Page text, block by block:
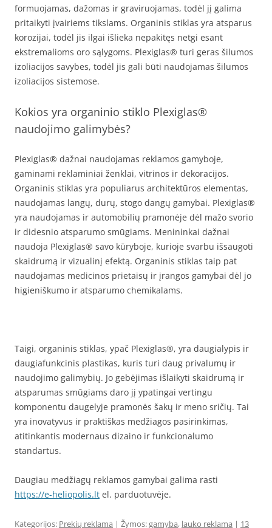
formuojamas, dažomas ir graviruojamas, todėl jį galima
pritaikyti įvairiems tikslams. Organinis stiklas yra atsparus
korozijai, todėl jis ilgai išlieka nepakitęs netgi esant
ekstremalioms oro sąlygoms. Plexiglas® turi geras šilumos
izoliacijos savybes, todėl jis gali būti naudojamas šilumos
izoliacijos sistemose.
Kokios yra organinio stiklo Plexiglas®
naudojimo galimybės?
Plexiglas® dažnai naudojamas reklamos gamyboje,
gaminami reklaminiai ženklai, vitrinos ir dekoracijos.
Organinis stiklas yra populiarus architektūros elementas,
naudojamas langų, durų, stogo dangų gamybai. Plexiglas®
yra naudojamas ir automobilių pramonėje dėl mažo svorio
ir didesnio atsparumo smūgiams. Menininkai dažnai
naudoja Plexiglas® savo kūryboje, kurioje svarbu išsaugoti
skaidrumą ir vizualinį efektą. Organinis stiklas taip pat
naudojamas medicinos prietaisų ir įrangos gamybai dėl jo
higieniškumo ir atsparumo chemikalams.
Taigi, organinis stiklas, ypač Plexiglas®, yra daugialypis ir
daugiafunkcinis plastikas, kuris turi daug privalumų ir
naudojimo galimybių. Jo gebėjimas išlaikyti skaidrumą ir
atsparumas smūgiams daro jį ypatingai vertingu
komponentu daugelyje pramonės šakų ir meno sričių. Tai
yra inovatyvus ir praktiškas medžiagos pasirinkimas,
atitinkantis modernaus dizaino ir funkcionalumo
standartus.
Daugiau medžiagų reklamos gamybai galima rasti
https://e-heliopolis.lt el. parduotuvėje.
Kategorijos: Prekių reklama | Žymos:gamyba, lauko reklama | 13